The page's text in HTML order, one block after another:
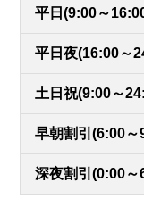
平日(9:00～
平日夜(16:00～
土日祝(9:00～
早朝割引(6:00～
深夜割引(0:00～